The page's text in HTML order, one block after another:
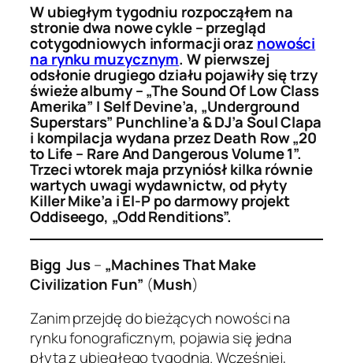
W ubiegłym tygodniu rozpocząłem na
stronie dwa nowe cykle – przegląd
cotygodniowych informacji oraznowości
na rynku muzycznym. W pierwszej
odsłonie drugiego działu pojawiły się trzy
świeże albumy – „The Sound Of Low Class
Amerika” I Self Devine’a, „Underground
Superstars” Punchline’a & DJ’a Soul Clapa
i kompilacja wydana przez Death Row „20
to Life – Rare And Dangerous Volume 1”.
Trzeci wtorek maja przyniósł kilka równie
wartych uwagi wydawnictw, od płyty
Killer Mike’a i El-P po darmowy projekt
Oddiseego, „Odd Renditions”.
Bigg Jus– „Machines That Make
Civilization Fun” (Mush)
Zanim przejdę do bieżących nowości na
rynku fonograficznym, pojawia się jedna
płyta z ubiegłego tygodnia. Wcześniej,